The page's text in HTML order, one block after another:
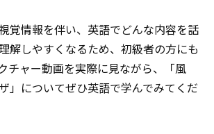
覚情報を伴い、英語でどんな内容を話
解しやすくなるため、初級者の方にも
チャー動画を実際に見ながら、「風
」についてぜひ英語で学んでみてくだ